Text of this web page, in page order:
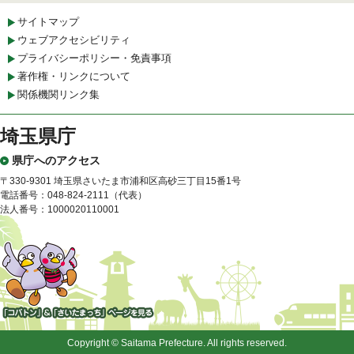
サイトマップ
ウェブアクセシビリティ
プライバシーポリシー・免責事項
著作権・リンクについて
関係機関リンク集
埼玉県庁
県庁へのアクセス
〒330-9301 埼玉県さいたま市浦和区高砂三丁目15番1号
電話番号：048-824-2111（代表）
法人番号：1000020110001
「コバトン」&「さいたまっ
Copyright © Saitama Prefecture. All rights reserved.